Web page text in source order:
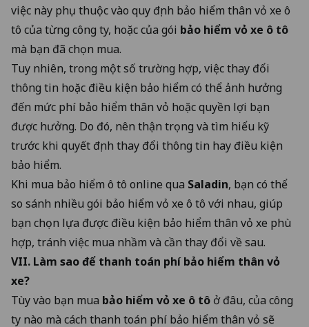
việc này phụ thuộc vào quy định bảo hiểm thân vỏ xe ô
tô của từng công ty, hoặc của gói bảo hiểm vỏ xe ô tô
mà bạn đã chọn mua.
Tuy nhiên, trong một số trường hợp, việc thay đổi
thông tin hoặc điều kiện bảo hiểm có thể ảnh hưởng
đến mức phí bảo hiểm thân vỏ hoặc quyền lợi bạn
được hưởng. Do đó, nên thận trọng và tìm hiểu kỹ
trước khi quyết định thay đổi thông tin hay điều kiện
bảo hiểm.
Khi mua bảo hiểm ô tô online qua Saladin, bạn có thể
so sánh nhiều gói bảo hiểm vỏ xe ô tô với nhau, giúp
bạn chọn lựa được điều kiện bảo hiểm thân vỏ xe phù
hợp, tránh việc mua nhầm và cần thay đổi về sau.
VII. Làm sao để thanh toán phí bảo hiểm thân vỏ
xe?
Tùy vào bạn mua bảo hiểm vỏ xe ô tô ở đâu, của công
ty nào mà cách thanh toán phí bảo hiểm thân vỏ sẽ